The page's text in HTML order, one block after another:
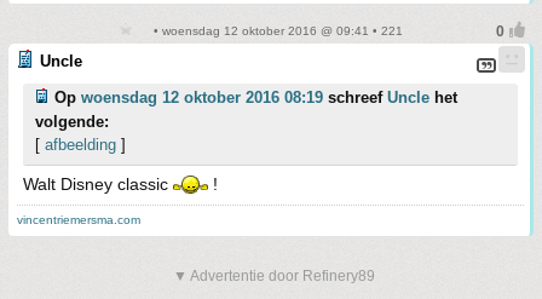
• woensdag 12 oktober 2016 @ 09:41 • 221
Uncle
Op woensdag 12 oktober 2016 08:19 schreef Uncle het
volgende:
[ afbeelding ]
Walt Disney classic !
vincentriemersma.com
▼ Advertentie door Refinery89